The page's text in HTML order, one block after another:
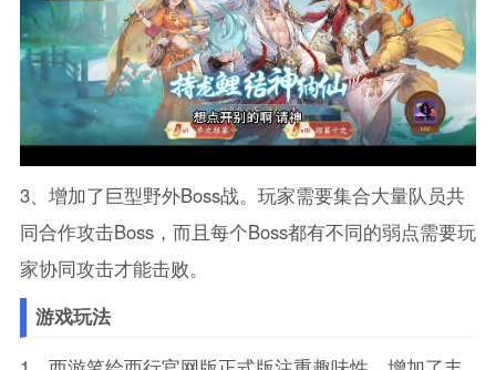
3、增加了巨型野外Boss战。玩家需要集合大量队员共
同合作攻击Boss，而且每个Boss都有不同的弱点需要玩
家协同攻击才能击败。
游戏玩法